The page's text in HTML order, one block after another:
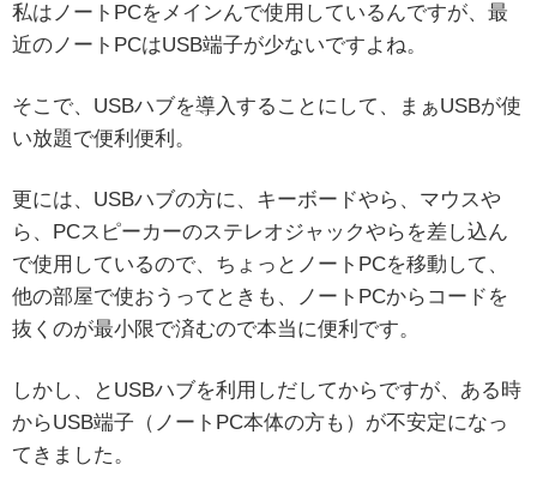
私はノートPCをメインんで使用しているんですが、最
近のノートPCはUSB端子が少ないですよね。
そこで、USBハブを導入することにして、まぁUSBが使
い放題で便利便利。
更には、USBハブの方に、キーボードやら、マウスや
ら、PCスピーカーのステレオジャックやらを差し込ん
で使用しているので、ちょっとノートPCを移動して、
他の部屋で使おうってときも、ノートPCからコードを
抜くのが最小限で済むので本当に便利です。
しかし、とUSBハブを利用しだしてからですが、ある時
からUSB端子（ノートPC本体の方も）が不安定になっ
てきました。